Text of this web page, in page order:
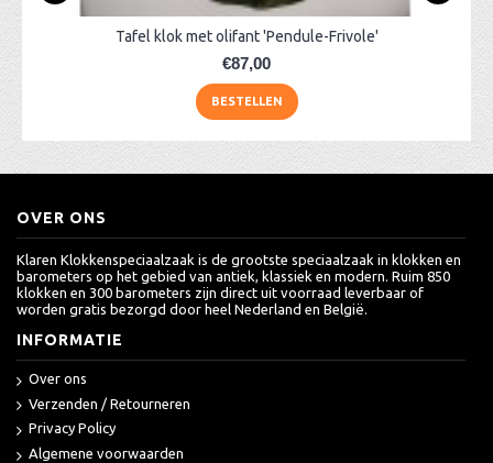
Tafel klok met olifant 'Pendule-Frivole'
€87,00
BESTELLEN
OVER ONS
Klaren Klokkenspeciaalzaak is de grootste speciaalzaak in klokken en
barometers op het gebied van antiek, klassiek en modern. Ruim 850
klokken en 300 barometers zijn direct uit voorraad leverbaar of
worden gratis bezorgd door heel Nederland en België.
INFORMATIE
Over ons
Verzenden / Retourneren
Privacy Policy
Algemene voorwaarden